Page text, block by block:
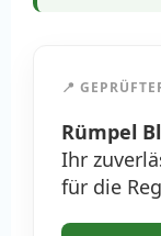
📍
Rümpel
Ihr
für die